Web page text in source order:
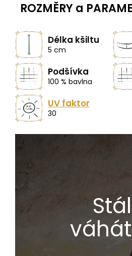
ROZMĚRY a
Délka kšiltu
5 cm
Podšívka
100 % bavlna
UV faktor
30